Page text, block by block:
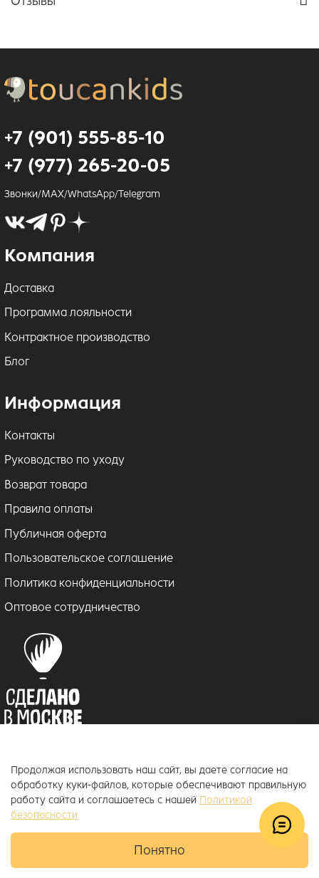
+7 (901) 555-85-10
+7 (977) 265-20-05
Звонки/MAX/WhatsApp/Telegram
Компания
Доставка
Программа лояльности
Контрактное производство
Блог
Информация
Контакты
Руководство по уходу
Возврат товара
Правила оплаты
Публичная оферта
Пользовательское соглашение
Политика конфиденциальности
Оптовое сотрудничество
© 2018–2026 ToucanKids ™
Официальный интернет-магазин бренда Toucankids, товары для
новорожденных и детей постарше
Продолжая использовать наш сайт, вы даете согласие на
обработку куки-файлов, которые обеспечивают правильную
работу сайта и соглашаетесь с нашей Политикой
безопасности
Понятно